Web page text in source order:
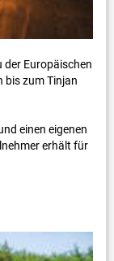
der Europäischen
bis zum Tinjan
einen eigenen
erhält für